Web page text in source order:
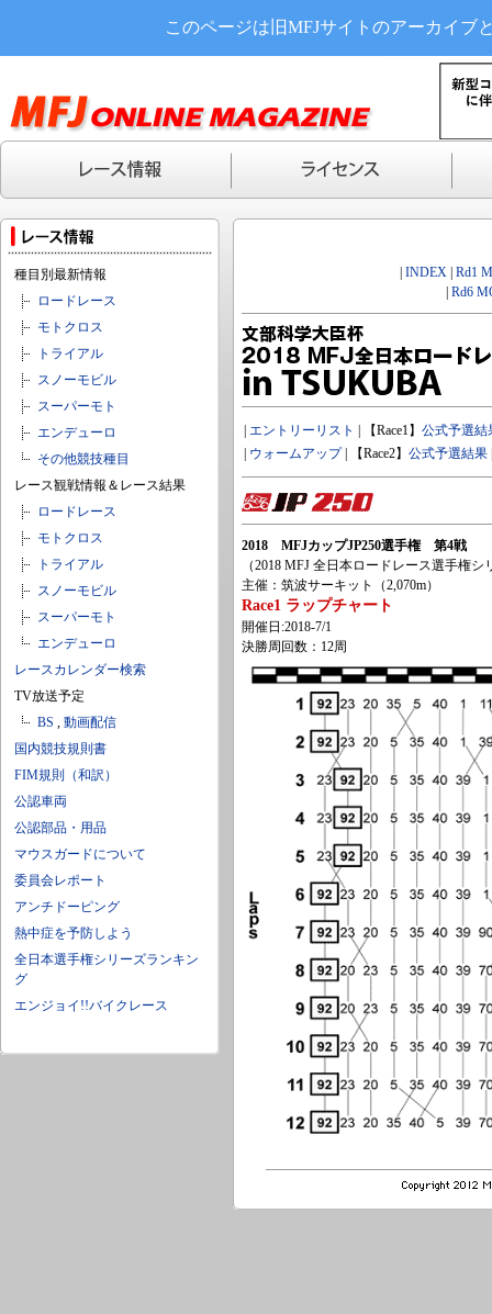
このページは旧MFJサイトのアーカイブ
種目別最新情報
ロードレース
モトクロス
トライアル
スノーモビル
スーパーモト
エンデューロ
その他競技種目
レース観戦情報＆レース結果
ロードレース
モトクロス
トライアル
スノーモビル
スーパーモト
エンデューロ
レースカレンダー検索
TV放送予定
BS , 動画配信
国内競技規則書
FIM規則（和訳）
公認車両
公認部品・用品
マウスガードについて
委員会レポート
アンチドーピング
熱中症を予防しよう
全日本選手権シリーズランキン
グ
エンジョイ!!バイクレース
INDEX| Rd1
Rd6
エントリーリスト | 【Race1】 公式予選結
ウォームアップ| 【Race2】 公式予選結果
2018 MFJカップJP250選手権 第4戦
（2018 MFJ 全日本ロードレース選手権
主催：筑波サーキット（2,070m）
Race1 ラップチャート
開催日:2018-7/1
決勝周回数：12周